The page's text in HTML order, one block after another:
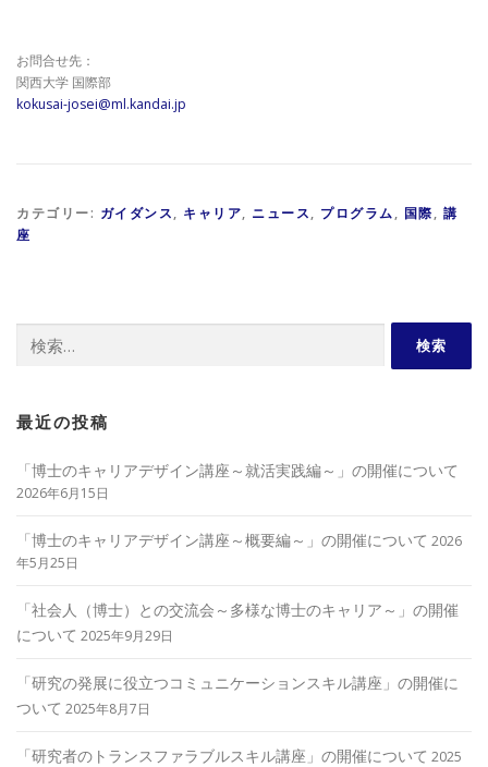
お問合せ先：
関西大学 国際部
kokusai-josei@ml.kandai.jp
カテゴリー: ガイダンス, キャリア, ニュース, プログラム, 国際, 講
座
索:
最近の投稿
「博士のキャリアデザイン講座～就活実践編～」の開催について
2026年6月15日
「博士のキャリアデザイン講座～概要編～」の開催について 2026
年5月25日
「社会人（博士）との交流会～多様な博士のキャリア～」の開催
について 2025年9月29日
「研究の発展に役立つコミュニケーションスキル講座」の開催に
ついて 2025年8月7日
「研究者のトランスファラブルスキル講座」の開催について 2025